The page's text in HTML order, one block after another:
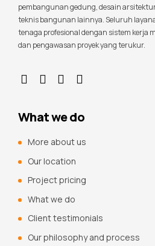
pembangunan gedung, desain
teknis bangunan lainnya. Seluruh
tenaga profesional dengan sistem kerja
dan pengawasan proyek yang terukur.
What we do
More about us
Our location
Project pricing
What we do
Client testimonials
Our philosophy and process